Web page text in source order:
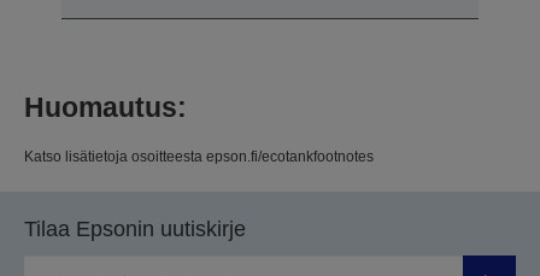
Huomautus:
Katso lisätietoja osoitteesta epson.fi/ecotankfootnotes
Tilaa Epsonin uutiskirje